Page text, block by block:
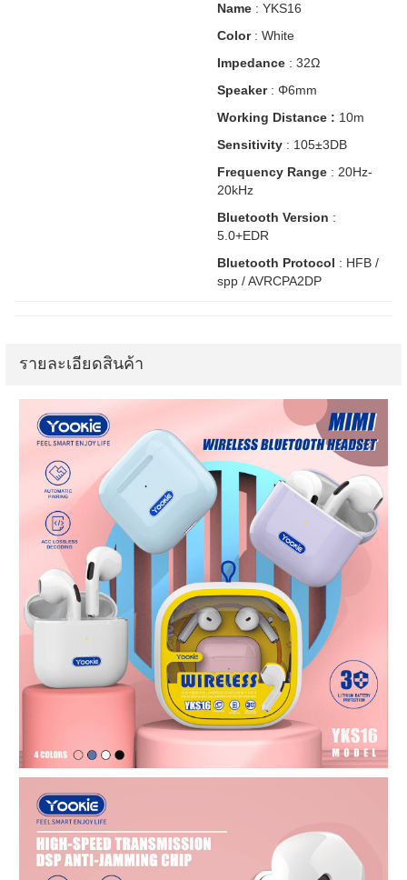
Name : YKS16
Color : White
Impedance : 32Ω
Speaker : Φ6mm
Working Distance : 10m
Sensitivity : 105±3DB
Frequency Range : 20Hz-
20kHz
Bluetooth Version :
5.0+EDR
Bluetooth Protocol : HFB /
spp / AVRCPA2DP
รายละเอียดสินค้า